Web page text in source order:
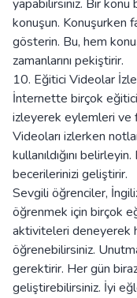
yapabilirsiniz. Bir konu
konuşun. Konuşurken
gösterin. Bu, hem
zamanlarını pekiştirir.
10. Eğitici Videolar
İnternette birçok
izleyerek eylemleri ve
Videoları izlerken
kullanıldığını
becerilerinizi geliştirir.
Sevgili öğrenciler,
öğrenmek için birçok
aktiviteleri deneyerek
öğrenebilirsiniz.
gerektirir. Her gün
geliştirebilirsiniz. İyi